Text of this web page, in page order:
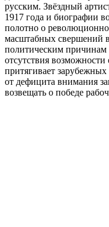
русским. Звёздный
1917 года и биографии
полотно о
масштабных свершений
политическим причинам
отсутствия
притягивает
от дефицита внимания
возвещать о победе